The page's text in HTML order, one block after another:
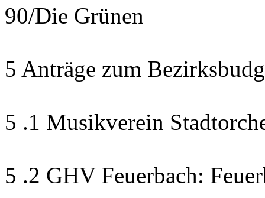
90/Die Grünen
5 Anträge zum
5 .1 Musikverein
5 .2 GHV Feuerbach: